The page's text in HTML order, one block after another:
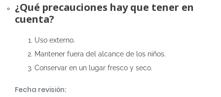
¿Qué precauciones hay que tener en
cuenta?
Uso externo.
Mantener fuera del alcance de los niños.
Conservar en un lugar fresco y seco.
Fecha revisión: